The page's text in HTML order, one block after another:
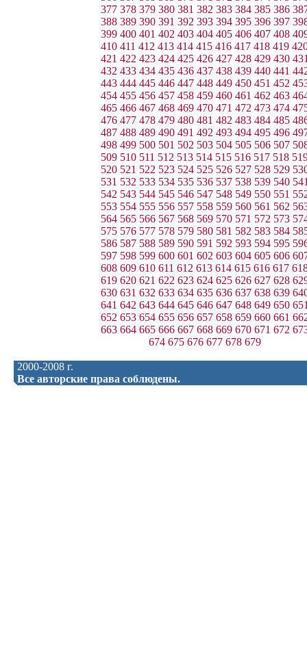
377 378 379 380 381 382 383 384 385 386
388 389 390 391 392 393 394 395 396 397
399 400 401 402 403 404 405 406 407 408
410 411 412 413 414 415 416 417 418 419
421 422 423 424 425 426 427 428 429 430
432 433 434 435 436 437 438 439 440 441
443 444 445 446 447 448 449 450 451 452
454 455 456 457 458 459 460 461 462 463
465 466 467 468 469 470 471 472 473 474
476 477 478 479 480 481 482 483 484 485
487 488 489 490 491 492 493 494 495 496
498 499 500 501 502 503 504 505 506 507
509 510 511 512 513 514 515 516 517 518
520 521 522 523 524 525 526 527 528 529
531 532 533 534 535 536 537 538 539 540
542 543 544 545 546 547 548 549 550 551
553 554 555 556 557 558 559 560 561 562
564 565 566 567 568 569 570 571 572 573
575 576 577 578 579 580 581 582 583 584
586 587 588 589 590 591 592 593 594 595
597 598 599 600 601 602 603 604 605 606
608 609 610 611 612 613 614 615 616 617
619 620 621 622 623 624 625 626 627 628
630 631 632 633 634 635 636 637 638 639
641 642 643 644 645 646 647 648 649 650
652 653 654 655 656 657 658 659 660 661
663 664 665 666 667 668 669 670 671 672
674 675 676 677 678 679
2000-2008 г.
Все авторские права соблюдены.